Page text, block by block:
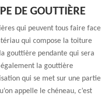
DE GOUTTIÈRE
qui peuvent tous faire face
qui compose la toiture
gouttière pendante qui sera
la gouttière
qui se met sur une partie
appelle le chéneau, c’est